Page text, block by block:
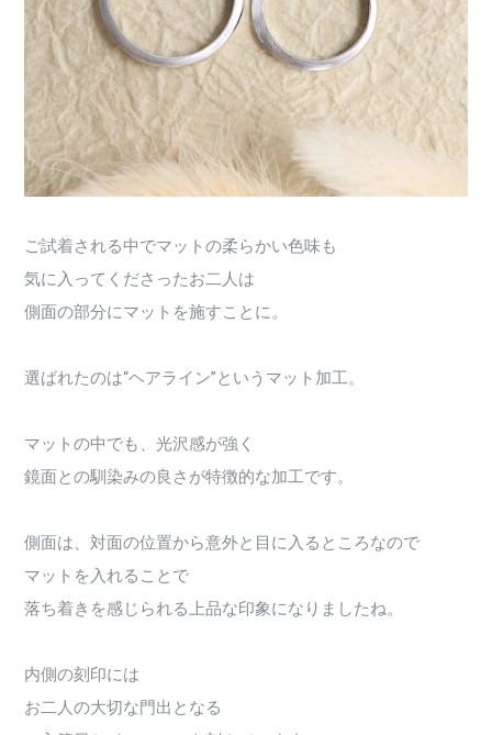
ご試着される中でマットの柔らかい色味も
気に入ってくださったお二人は
側面の部分にマットを施すことに。
選ばれたのは“ヘアライン”というマット加工。
マットの中でも、光沢感が強く
鏡面との馴染みの良さが特徴的な加工です。
側面は、対面の位置から意外と目に入るところなので
マットを入れることで
落ち着きを感じられる上品な印象になりましたね。
内側の刻印には
お二人の大切な門出となる